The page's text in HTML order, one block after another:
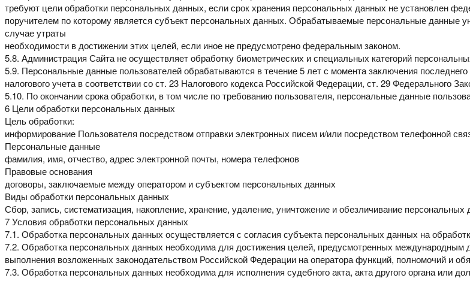
требуют цели обработки персональных данных, если срок хранения персональных данных не установлен
поручителем по которому является субъект персональных данных. Обрабатываемые персональные данные
случае утраты
необходимости в достижении этих целей, если иное не предусмотренофедеральным законом.
5.8. Администрация Сайта не осуществляет обработку биометрических испециальных категорий
5.9. Персональные данные пользователей обрабатываются в течение 5 лет с момента заключения
налогового учета в соответствии со ст. 23 Налогового кодекса Российской Федерации, ст. 29 Федерального
5.10. По окончании срока обработки, в том числе по требованию пользователя, персональные данные
6 Цели обработки персональных данных
Цель обработки:
информирование Пользователя посредством отправки электронных писем и/или посредством телефонной
Персональные данные
фамилия, имя, отчество, адрес электронной почты, номера телефонов
Правовые основания
договоры, заключаемые между оператором и субъектом персональных данных
Виды обработки персональных данных
Сбор, запись, систематизация, накопление, хранение, удаление, уничтожение и обезличивание
7 Условия обработки персональных данных
7.1. Обработка персональных данных осуществляется с согласия субъекта персональных данных на
7.2. Обработка персональных данных необходима для достижения целей, предусмотренных международным
выполнения возложенных законодательством Российской Федерации на оператора функций, полномочий и
7.3. Обработка персональных данных необходима для исполнения судебного акта, акта другого органа или